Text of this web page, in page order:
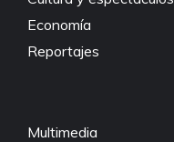
Economía
Reportajes
Multimedia